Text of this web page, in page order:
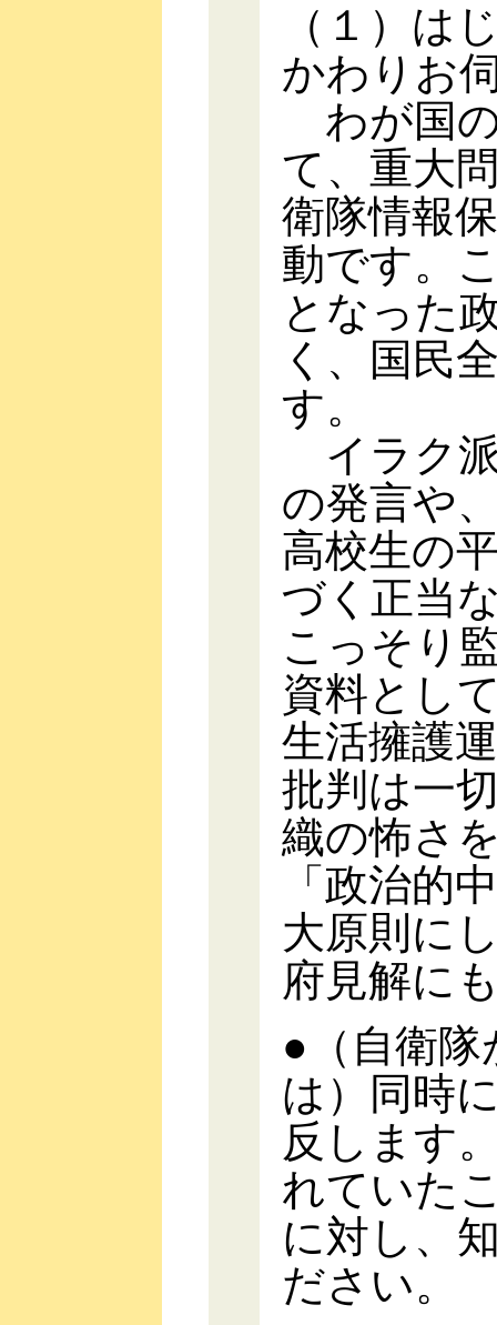
（１）は
かわりお
わが国
て、重大
衛隊情報
動です。
となった
く、国民
す。
イラク
の発言や
高校生の
づく正当
こっそり
資料とし
生活擁護
批判は一
織の怖さ
「政治的
大原則に
府見解に
●（自衛
は）同時
反します
れていた
に対し、
ださい。